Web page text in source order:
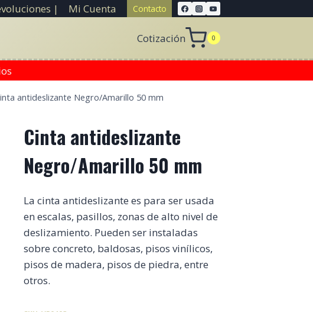
| Mi Cuenta Contacto
Cotización 0
antideslizante Negro/Amarillo 50 mm
Cinta antideslizante
Negro/Amarillo 50 mm
La cinta antideslizante es para ser usada
en escalas, pasillos, zonas de alto nivel de
deslizamiento. Pueden ser instaladas
sobre concreto, baldosas, pisos vinílicos,
pisos de madera, pisos de piedra, entre
otros.